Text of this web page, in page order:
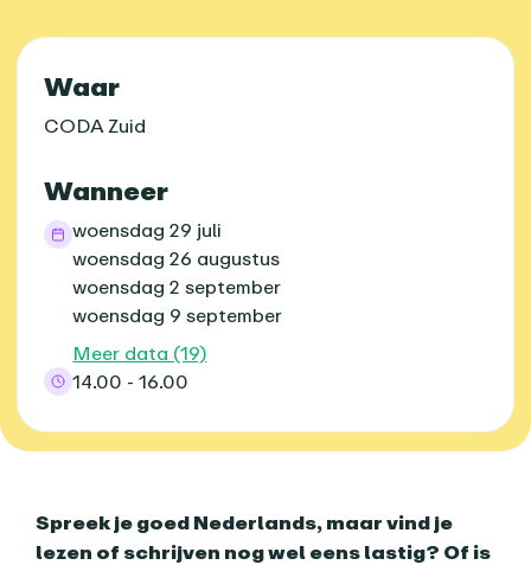
Praktische informatie
Waar
CODA Zuid
Wanneer
woensdag 29 juli
woensdag 26 augustus
woensdag 2 september
woensdag 9 september
Meer data (19)
14.00 - 16.00
Over dit agenda-item
Spreek je goed Nederlands, maar vind je
lezen of schrijven nog wel eens lastig? Of is